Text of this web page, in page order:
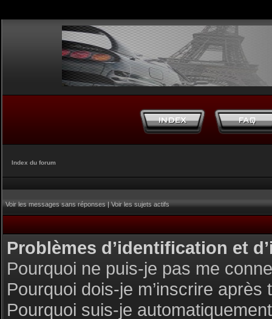
Index du forum
Voir les messages sans réponses|Voir les sujets actifs
Problèmes d’identification et
Pourquoi ne puis-je pas me
Pourquoi dois-je m’inscrire après
Pourquoi suis-je